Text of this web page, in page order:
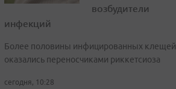
возбудители
инфекций
Более половины инфицированных клещей
оказались переносчиками риккетсиоза
сегодня, 10:28